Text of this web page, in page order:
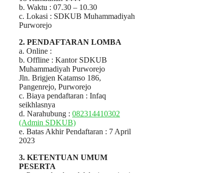
b. Waktu : 07.30 – 10.30
c. Lokasi : SDKUB Muhammadiyah
Purworejo
2. PENDAFTARAN LOMBA
a. Online :
b. Offline : Kantor SDKUB
Muhammadiyah Purworejo
Jln. Brigjen Katamso 186,
Pangenrejo, Purworejo
c. Biaya pendaftaran : Infaq
seikhlasnya
d. Narahubung : 082314410302
(Admin SDKUB)
e. Batas Akhir Pendaftaran : 7 April
2023
3. KETENTUAN UMUM
PESERTA